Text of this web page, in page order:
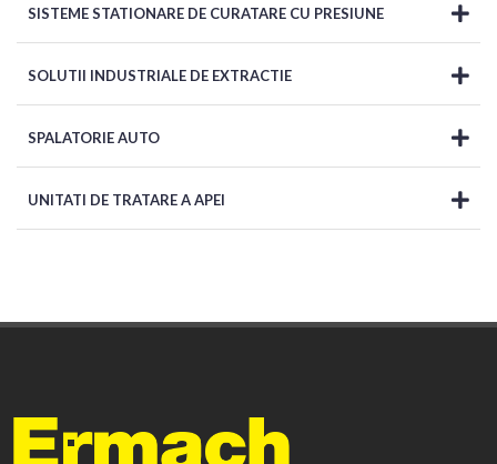
SISTEME STATIONARE DE CURATARE CU PRESIUNE
SOLUTII INDUSTRIALE DE EXTRACTIE
SPALATORIE AUTO
UNITATI DE TRATARE A APEI